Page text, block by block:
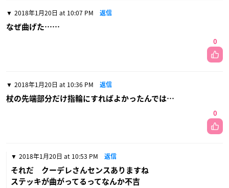
2018年1月20日 at 10:07 PM 返信
なぜ曲げた……
0
2018年1月20日 at 10:36 PM 返信
杖の先端部分だけ指輪にすればよかったんでは…
0
2018年1月20日 at 10:53 PM 返信
それだ クーデレさんセンスありますね
ステッキが曲がってるってなんか不吉